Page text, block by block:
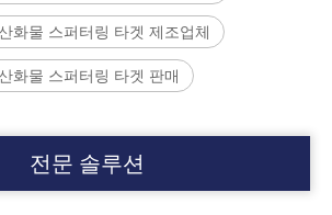
화물 스퍼터링 타겟 제조업체
화물 스퍼터링 타겟 판매
전문 솔루션